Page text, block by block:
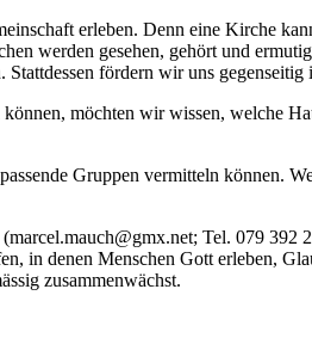
erleben. Denn eine Kirche
werden gesehen, gehört und
fördern wir uns
möchten wir wissen, welche
Gruppen vermitteln können.
Tel. 079 392
in denen Menschen Gott erleben,
zusammenwächst.